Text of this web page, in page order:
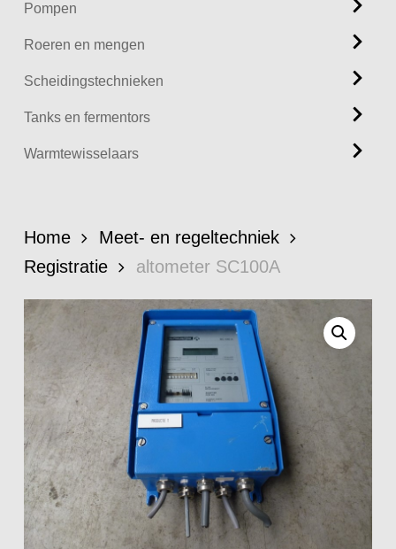
Pompen
Roeren en mengen
Scheidingstechnieken
Tanks en fermentors
Warmtewisselaars
Home
Meet- en regeltechniek
Registratie
altometer SC100A